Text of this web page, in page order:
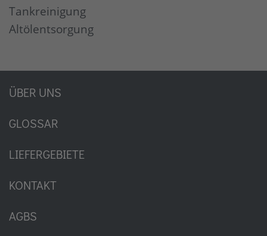
Tankreinigung
Altölentsorgung
ÜBER UNS
GLOSSAR
LIEFERGEBIETE
KONTAKT
AGBS